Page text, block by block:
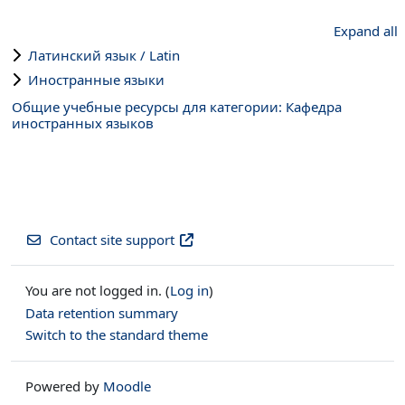
Expand all
Латинский язык / Latin
Иностранные языки
Общие учебные ресурсы для категории: Кафедра
иностранных языков
Contact site support
You are not logged in. (Log in)
Data retention summary
Switch to the standard theme
Powered by Moodle